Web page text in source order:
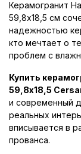
Керамогранит
59,8x18,5 см
надежностью
кто мечтает о
проблем с
Купить
59,8x18,5
и современный
реальных
вписывается в
прованса.